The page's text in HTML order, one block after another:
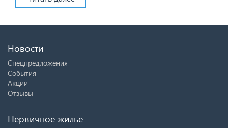
Новости
Спецпредложения
События
Акции
Отзывы
Первичное жилье